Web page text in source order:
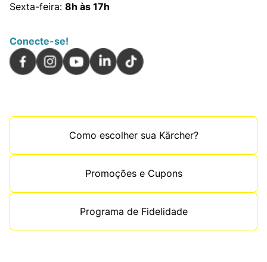
Sexta-feira: 8h às 17h
Conecte-se!
Como escolher sua Kärcher?
Promoções e Cupons
Programa de Fidelidade